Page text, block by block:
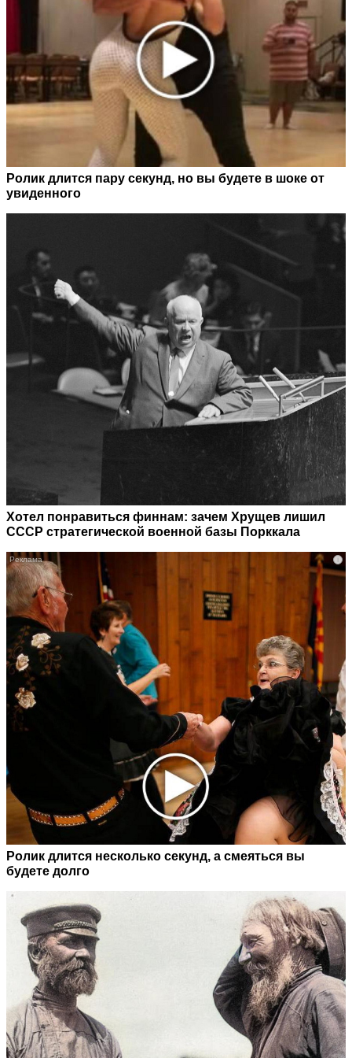
Ролик длится пару секунд, но вы будете в шоке от
увиденного
Хотел понравиться финнам: зачем Хрущев лишил
СССР стратегической военной базы Порккала
i
Ролик длится несколько секунд, а смеяться вы
будете долго